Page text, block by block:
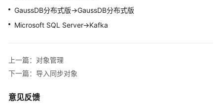
对
审
计
GaussDB分布式版->GaussDB分布式版
Microsoft SQL Server->Kafka
上一篇：对象管理
下一篇：导入同步对象
意见反馈